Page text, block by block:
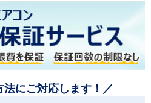
法にご対応します！／